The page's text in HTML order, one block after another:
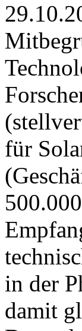
für
in der
damit